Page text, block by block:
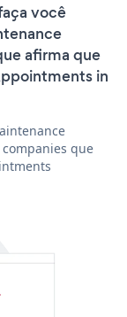
você
afirma que
in
que